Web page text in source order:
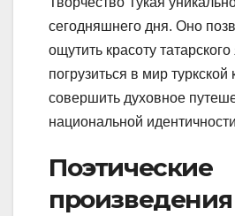
сегодняшнего дня. Оно
ощутить красоту татарского
погрузиться в мир туркской
совершить духовное
национальной
Поэтические
произведения